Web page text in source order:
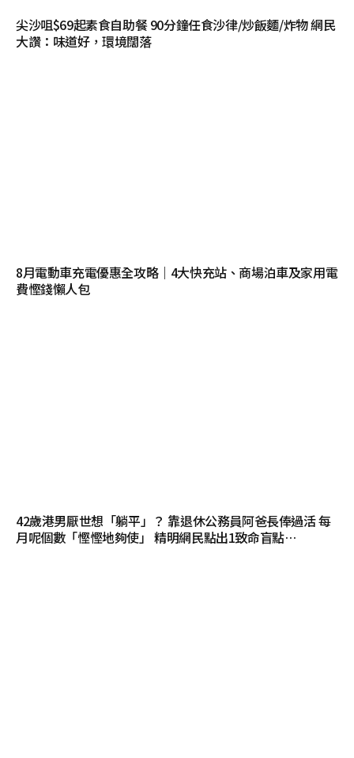
尖沙咀$69起素食自助餐 90分鐘任食沙律/炒飯麵/炸物 網民
大讚：味道好，環境闊落
8月電動車充電優惠全攻略｜4大快充站、商場泊車及家用電
費慳錢懶人包
42歲港男厭世想「躺平」？ 靠退休公務員阿爸長俸過活 每
月呢個數「慳慳地夠使」 精明網民點出1致命盲點…